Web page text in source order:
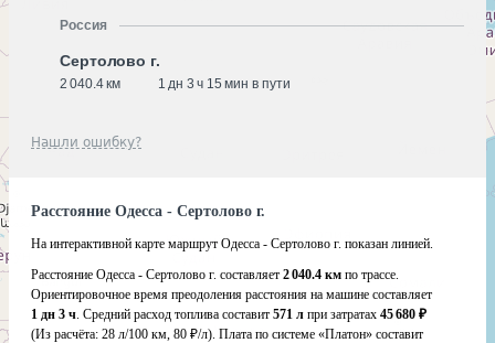
Россия
Сертолово г.
2 040.4 км 1 дн 3 ч 15 мин в пути
Нашли ошибку?
Расстояние Одесса - Сертолово г.
На интерактивной карте маршрут Одесса - Сертолово г. показан линией.
Расстояние Одесса - Сертолово г. составляет 2 040.4 км по трассе.
Ориентировочное время преодоления расстояния на машине составляет
1 дн 3 ч. Средний расход топлива составит 571 л при затратах 45 680 ₽
(Из расчёта: 28 л/100 км, 80 ₽/л). Плата по системе «Платон» составит